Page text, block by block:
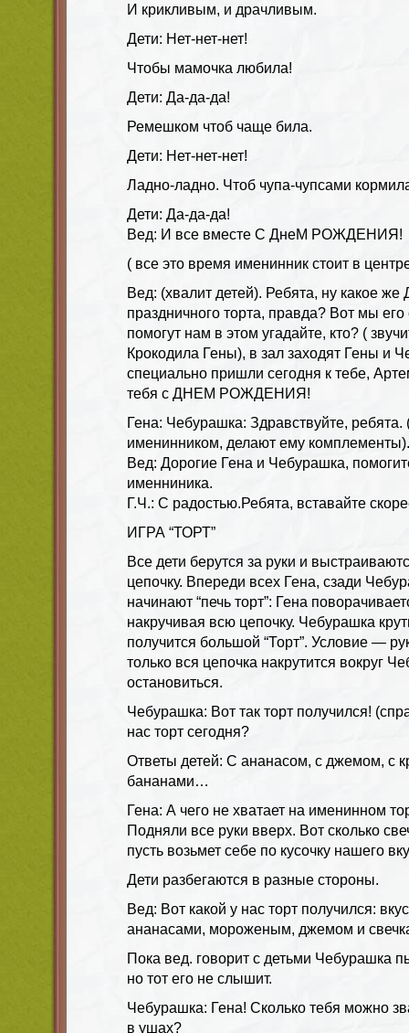
И крикливым, и драчливым.
Дети: Нет-нет-нет!
Чтобы мамочка любила!
Дети: Да-да-да!
Ремешком чтоб чаще била.
Дети: Нет-нет-нет!
Ладно-ладно. Чтоб чупа-чупсами
Дети: Да-да-да!
Вед: И все вместе С ДнеМ РОЖДЕНИЯ!
( все это время именинник стоит в
Вед: (хвалит детей). Ребята, ну какое
праздничного торта, правда? Вот мы
помогут нам в этом угадайте, кто? (
Крокодила Гены), в зал заходят Гены и
специально пришли сегодня к тебе,
тебя с ДНЕМ РОЖДЕНИЯ!
Гена: Чебурашка: Здравствуйте, ребята.
именинником, делают ему комплементы).
Вед: Дорогие Гена и Чебурашка,
именниника.
Г.Ч.: С радостью.Ребята, вставайте
ИГРА “ТОРТ”
Все дети берутся за руки и
цепочку. Впереди всех Гена, сзади
начинают “печь торт”: Гена
накручивая всю цепочку. Чебурашка
получится большой “Торт”. Условие —
только вся цепочка накрутится вокруг
остановиться.
Чебурашка: Вот так торт получился!
нас торт сегодня?
Ответы детей: С ананасом, с джемом, с
бананами…
Гена: А чего не хватает на именинном
Подняли все руки вверх. Вот сколько
пусть возьмет себе по кусочку нашего
Дети разбегаются в разные стороны.
Вед: Вот какой у нас торт получился:
ананасами, мороженым, джемом и
Пока вед. говорит с детьми Чебурашка
но тот его не слышит.
Чебурашка: Гена! Сколько тебя можно
в ушах?